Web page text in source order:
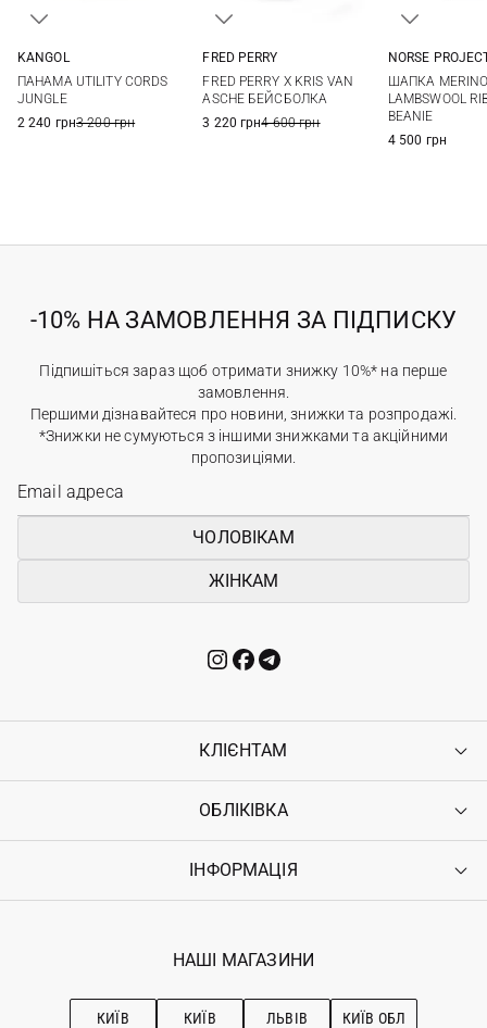
XXL
KANGOL
ПАНАМА UTILITY CORDS
JUNGLE
2 240 грн3 200 грн
FRED PERRY
FRED PERRY X KRIS VAN
ASCHE БЕЙСБОЛКА
3 220 грн4 600 грн
NORSE
ШАПКА
LAMBSWOOL
BEANIE
4 500 грн
-10% НА ЗАМОВЛЕННЯ ЗА ПІДПИСКУ
Підпишіться зараз щоб отримати знижку 10%* на перше
замовлення.
Першими дізнавайтеся про новини, знижки та розпродажі.
*Знижки не сумуються з іншими знижками та акційними
пропозиціями.
ЧОЛОВІКАМ
ЖІНКАМ
КЛІЄНТАМ
Контакти
Повернення
Гарантія
ОБЛІКІВКА
Увійти
Ostriv Club+
ІНФОРМАЦІЯ
Наші магазини
Рекомендації з догляду
НАШІ МАГАЗИНИ
КИЇВ КИЇВ ЛЬВІВ КИЇВ ОБЛ